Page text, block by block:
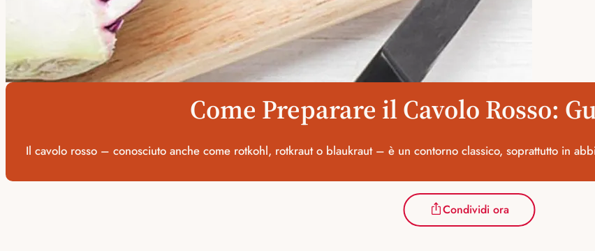
Come Preparare il Cavolo Rosso:
Il cavolo rosso – conosciuto anche come rotkohl, rotkraut o blaukraut – è un contorno classico, soprattutto in
Condividi ora